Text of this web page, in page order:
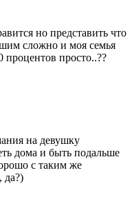
но представить что
сложно и моя семья
процентов просто..??
на девушку
дома и быть подальше
с таким же
да?)